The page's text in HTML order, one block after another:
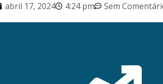
abril 17, 2024 4:24 pm Sem